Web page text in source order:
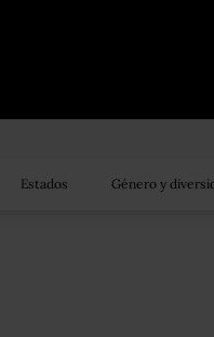
Estados Género y